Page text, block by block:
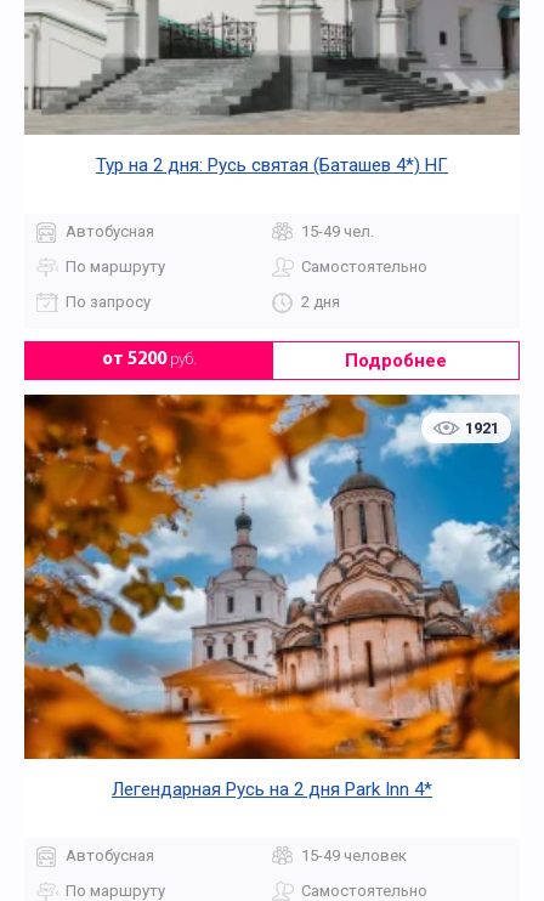
Тур на 2 дня: Русь святая (Баташев 4*) НГ
Автобусная
15-49 чел.
По маршруту
Самостоятельно
По запросу
2 дня
от 5200руб. Подробнее
1921
Легендарная Русь на 2 дня Park Inn 4*
Автобусная
15-49 человек
По маршруту
Самостоятельно